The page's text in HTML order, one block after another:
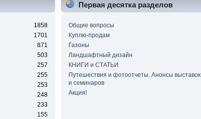
1858
1701
871
503
257
255
253
248
233
155
Первая десятка разделов
Общие вопросы
Куплю-продам
Газоны
Ландшафтный дизайн
КНИГИ и СТАТЬИ
Путешествия и фотоотчеты. Анонсы выставок
и семинаров
Акция!